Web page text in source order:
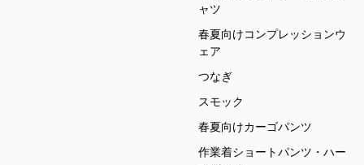
ャツ
春夏向けコンプレッションウ
ェア
つなぎ
スモック
春夏向けカーゴパンツ
作業着ショートパンツ・ハー